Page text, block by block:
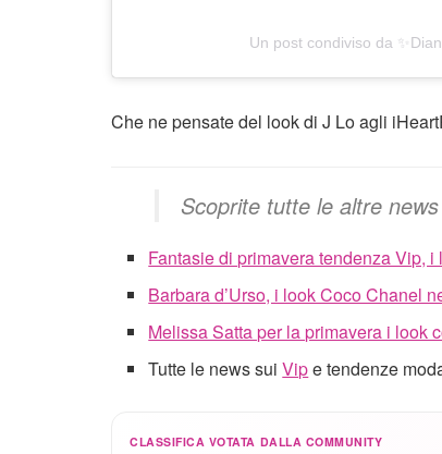
Un post condiviso da
Che ne pensate del look di J Lo agli
Scoprite tutte le altre
Fantasie di primavera tendenza Vip,
Barbara d’Urso, i look Coco Chanel
Melissa Satta per la primavera i look
Tutte le news suiVipe tendenze
CLASSIFICA VOTATA DALLA COMMUNITY